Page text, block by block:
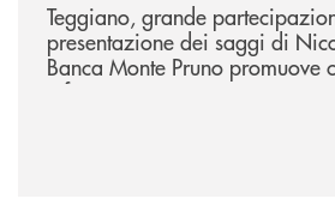
Teggiano, grande
presentazione dei saggi di
Banca Monte Pruno promuove
e futuro